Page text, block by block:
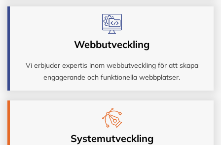
Webbutveckling
Vi erbjuder expertis inom webbutveckling för att skapa
engagerande och funktionella webbplatser.
Systemutveckling